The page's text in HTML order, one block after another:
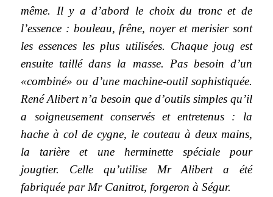
même. Il y a d’abord le choix du tronc et de
l’essence : bouleau, frêne, noyer et merisier sont
les essences les plus utilisées. Chaque joug est
ensuite taillé dans la masse. Pas besoin d’un
«combiné» ou d’une machine-outil sophistiquée.
René Alibert n’a besoin que d’outils simples qu’il
a soigneusement conservés et entretenus : la
hache à col de cygne, le couteau à deux mains,
la tarière et une herminette spéciale pour
jougtier. Celle qu’utilise Mr Alibert a été
fabriquée par Mr Canitrot, forgeron à Ségur.